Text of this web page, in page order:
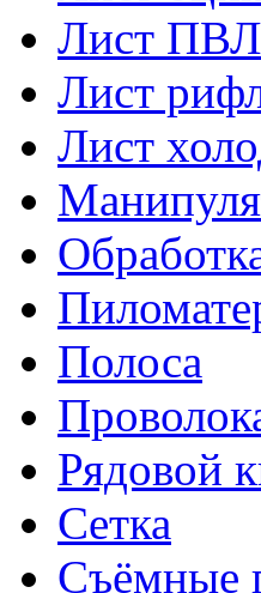
Лист
Лист
Лист
Полоса
Рядовой
Сетка
Съёмные